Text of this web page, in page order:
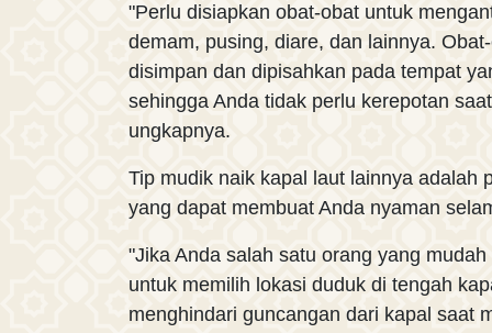
"Perlu disiapkan obat-obat untuk
demam, pusing, diare, dan lainnya.
disimpan dan dipisahkan pada tempat
sehingga Anda tidak perlu kerepotan
ungkapnya.
Tip mudik naik kapal laut lainnya adalah
yang dapat membuat Anda nyaman
"Jika Anda salah satu orang yang
untuk memilih lokasi duduk di tengah
menghindari guncangan dari kapal saat